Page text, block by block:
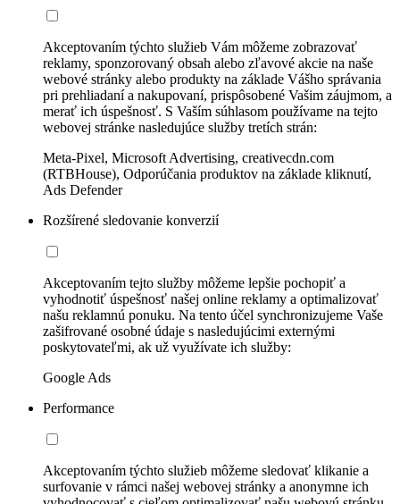
Akceptovaním týchto služieb Vám môžeme zobrazovať
reklamy, sponzorovaný obsah alebo zľavové akcie na naše
webové stránky alebo produkty na základe Vášho správania
pri prehliadaní a nakupovaní, prispôsobené Vašim záujmom, a
merať ich úspešnosť. S Vaším súhlasom používame na tejto
webovej stránke nasledujúce služby tretích strán:
Meta-Pixel, Microsoft Advertising, creativecdn.com
(RTBHouse), Odporúčania produktov na základe kliknutí,
Ads Defender
Rozšírené sledovanie konverzií
Akceptovaním tejto služby môžeme lepšie pochopiť a
vyhodnotiť úspešnosť našej online reklamy a optimalizovať
našu reklamnú ponuku. Na tento účel synchronizujeme Vaše
zašifrované osobné údaje s nasledujúcimi externými
poskytovateľmi, ak už využívate ich služby:
Google Ads
Performance
Akceptovaním týchto služieb môžeme sledovať klikanie a
surfovanie v rámci našej webovej stránky a anonymne ich